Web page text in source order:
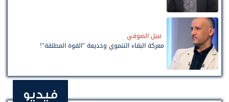
نبيل الصوفي
معركة البقاء التنموي وخديعة "القوة المطلقة"!
فيديو